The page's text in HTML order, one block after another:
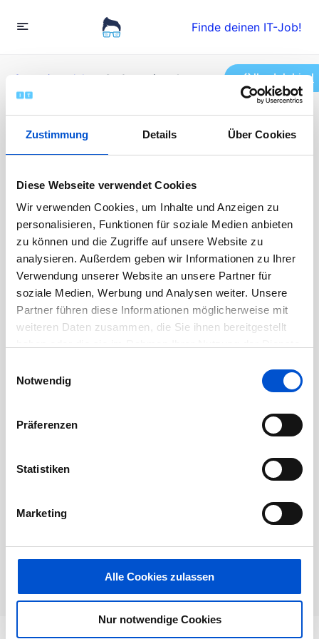
Zustimmung Details Über Cookies
Diese Webseite verwendet Cookies
Wir verwenden Cookies, um Inhalte und Anzeigen zu
personalisieren, Funktionen für soziale Medien anbieten
zu können und die Zugriffe auf unsere Website zu
analysieren. Außerdem geben wir Informationen zu Ihrer
Verwendung unserer Website an unsere Partner für
soziale Medien, Werbung und Analysen weiter. Unsere
Partner führen diese Informationen möglicherweise mit
weiteren Daten zusammen, die Sie ihnen bereitgestellt
Notwendig
Präferenzen
Statistiken
Marketing
Alle Cookies zulassen
Nur notwendige Cookies
Finde deinen IT-Job!
Startseite Jobs
Sr. Operations Improvement Manager –
Aerospace (Contract)
Sr. Operations
Improvement Manager –
Aerospace (Contract)
Vollzeit
Veröffentlicht vor 11 Monaten
90000 - 110000 EUR / Jahr
Die Bewerbungen sind abgeschlossen
Ihr Job hier!